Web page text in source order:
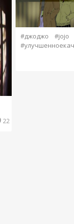
22
#джоджо
#jojo